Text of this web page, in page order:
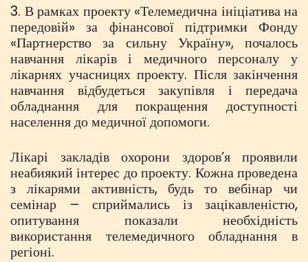
3. В рамках проекту «Телемедична ініціатива на
передовій» за фінансової підтримки Фонду
«Партнерство за сильну Україну», почалось
навчання лікарів і медичного персоналу у
лікарнях учасницях проекту. Після закінчення
навчання відбудеться закупівля і передача
обладнання для покращення доступності
населення до медичної допомоги.
Лікарі закладів охорони здоров’я проявили
неабиякий інтерес до проекту. Кожна проведена
з лікарями активність, будь то вебінар чи
семінар – сприймались із зацікавленістю,
опитування показали необхідність
використання телемедичного обладнання в
регіоні.